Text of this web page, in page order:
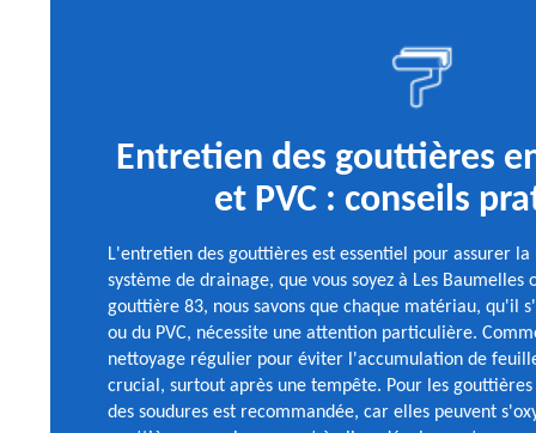
Entretien des gouttières
et PVC : conseils
L'entretien des gouttières est essentiel pour assurer
système de drainage, que vous soyez à Les Baumelles
gouttière 83, nous savons que chaque matériau, qu'il
ou du PVC, nécessite une attention particulière.
nettoyage régulier pour éviter l'accumulation de
crucial, surtout après une tempête. Pour les
des soudures est recommandée, car elles peuvent